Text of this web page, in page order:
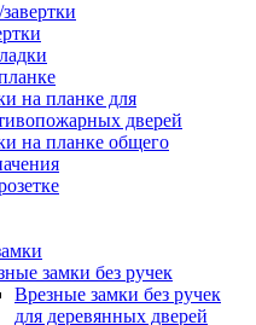
на планке для
дверей
на планке общего
замки без ручек
Врезные замки без ручек
для деревянных дверей